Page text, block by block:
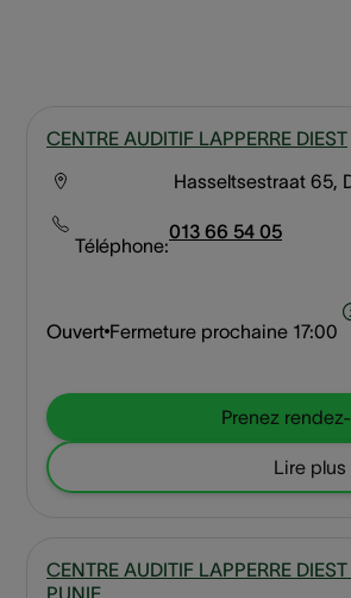
CENTRE AUDITIF LAPPERRE DIEST
Hasseltsestraat 65,
Téléphone:
013 66 54 05
Ouvert Fermeture prochaine 17:00
Prenez
Lire plus
CENTRE AUDITIF LAPPERRE
PUNIE